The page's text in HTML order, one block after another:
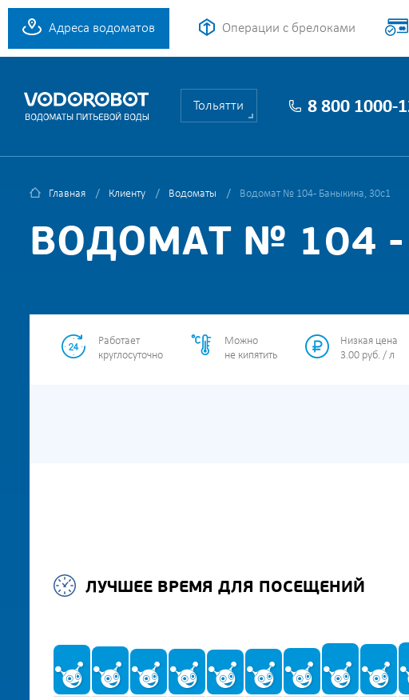
Адреса водоматов Операции с брелоками
Тольятти 8 800 1000-
Главная Клиенту Водоматы Водомат № 104 - Баныкина, 30с1
ВОДОМАТ № 104
Работает
круглосуточно
Можно
не кипятить
Низкая цена
3.00 руб. / л
ЛУЧШЕЕ ВРЕМЯ ДЛЯ ПОСЕЩЕНИЙ